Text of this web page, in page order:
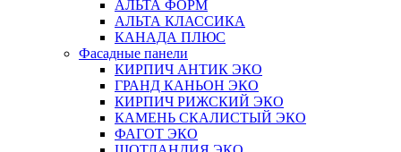
АЛЬТА ФОРМ
АЛЬТА КЛАССИКА
КАНАДА ПЛЮС
Фасадные панели
КИРПИЧ АНТИК ЭКО
ГРАНД КАНЬОН ЭКО
КИРПИЧ РИЖСКИЙ ЭКО
КАМЕНЬ СКАЛИСТЫЙ ЭКО
ФАГОТ ЭКО